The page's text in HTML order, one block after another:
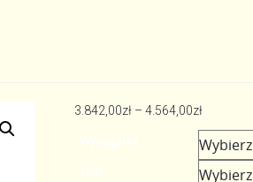
3.842,00zł – 4.564,00złZakres
cen:
od